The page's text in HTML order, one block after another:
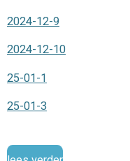
2024-12-9
2024-12-10
25-01-1
25-01-3